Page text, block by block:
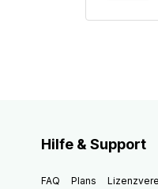
Hilfe & Support
FAQ Plans